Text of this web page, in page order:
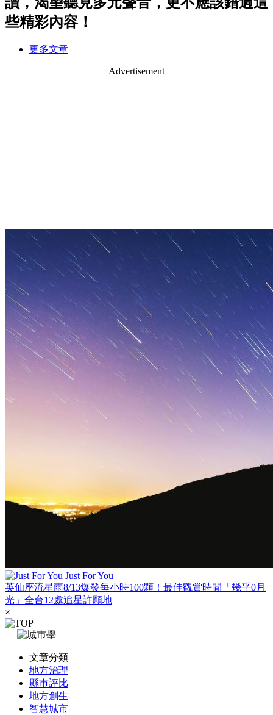
些精彩內容！
更多文章
Advertisement
Just For You
英仙座流星雨8/13爆發每小時100顆！最佳觀賞時間「幾乎0月
光」全台12處追星許願地
×
文章分類
地方治理
縣市評比
地方創生
智慧城市